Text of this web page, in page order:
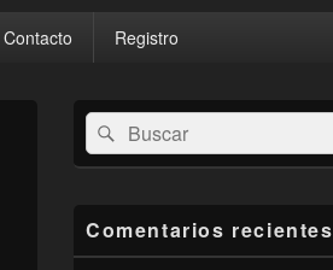
Contacto Registro
El
área
de
lateral
primaria
Buscar
por:
Buscar
Comentarios recientes